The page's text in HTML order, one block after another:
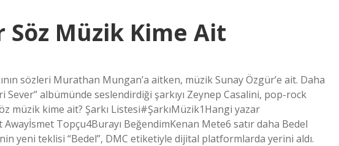
Müzik Kime Ait
sözleri Murathan Mungan’a aitken, müzik Sunay Özgür’e ait. Daha
Sever” albümünde seslendirdiği şarkıyı Zeynep Casalini, pop-rock
müzik kime ait? Şarkı Listesi#ŞarkıMüzik1Hangi yazar
Topçu4Burayı BeğendimKenan Mete6 satır daha Bedel
yeni teklisi “Bedel”, DMC etiketiyle dijital platformlarda yerini aldı.